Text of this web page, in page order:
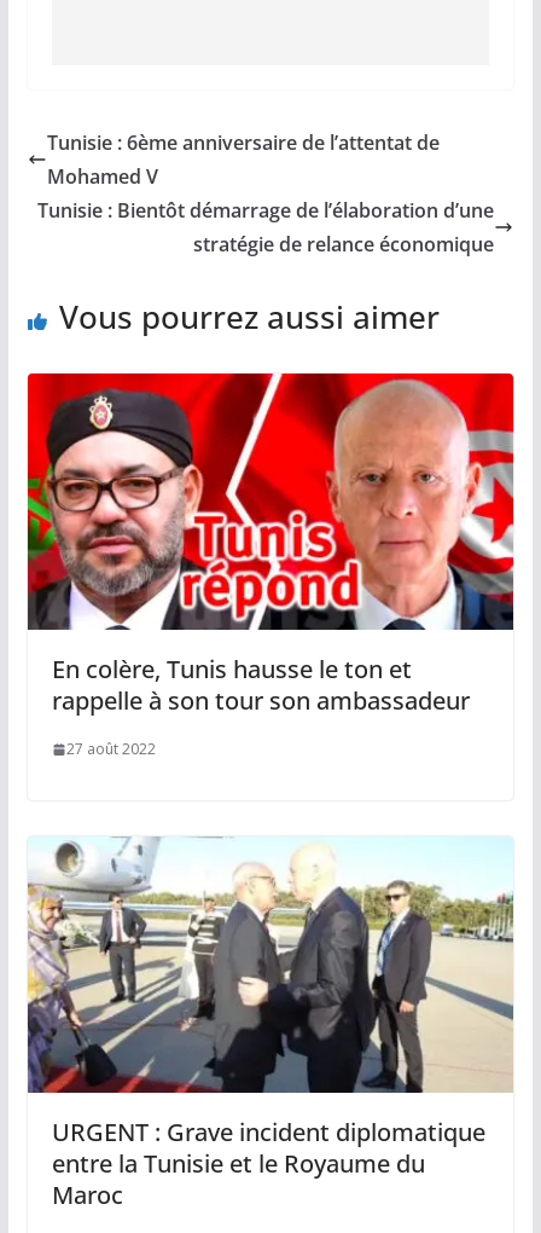
Tunisie : 6ème anniversaire de l’attentat de
Mohamed V
Tunisie : Bientôt démarrage de l’élaboration d’une
stratégie de relance économique
Vous pourrez aussi aimer
En colère, Tunis hausse le ton et
rappelle à son tour son ambassadeur
27 août 2022
URGENT : Grave incident diplomatique
entre la Tunisie et le Royaume du
Maroc